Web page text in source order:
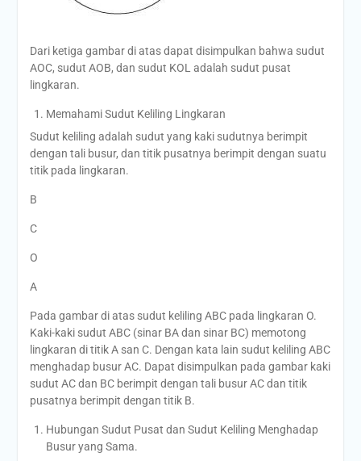
Dari ketiga gambar di atas dapat disimpulkan bahwa sudut
AOC, sudut AOB, dan sudut KOL adalah sudut pusat
lingkaran.
Memahami Sudut Keliling Lingkaran
Sudut keliling adalah sudut yang kaki sudutnya berimpit
dengan tali busur, dan titik pusatnya berimpit dengan suatu
titik pada lingkaran.
B
C
O
A
Pada gambar di atas sudut keliling ABC pada lingkaran O.
Kaki-kaki sudut ABC (sinar BA dan sinar BC) memotong
lingkaran di titik A san C. Dengan kata lain sudut keliling ABC
menghadap busur AC. Dapat disimpulkan pada gambar kaki
sudut AC dan BC berimpit dengan tali busur AC dan titik
pusatnya berimpit dengan titik B.
Hubungan Sudut Pusat dan Sudut Keliling Menghadap
Busur yang Sama.